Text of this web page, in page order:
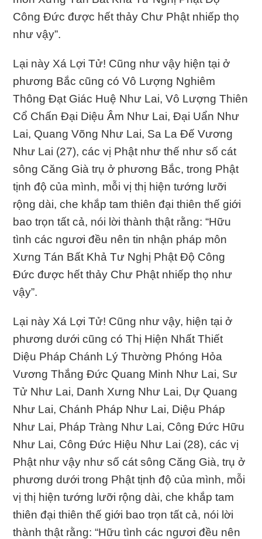
Công Ðức được hết thảy Chư Phật nhiếp thọ
như vậy”.
Lại này Xá Lợi Tử! Cũng như vậy hiện tại ở
phương Bắc cũng có Vô Lượng Nghiêm
Thông Ðạt Giác Huệ Như Lai, Vô Lượng Thiên
Cổ Chấn Ðại Diệu Âm Như Lai, Ðại Uẩn Như
Lai, Quang Võng Như Lai, Sa La Ðế Vương
Như Lai (27), các vị Phật như thế như số cát
sông Căng Già trụ ở phương Bắc, trong Phật
tịnh độ của mình, mỗi vị thị hiện tướng lưỡi
rộng dài, che khắp tam thiên đại thiên thế giới
bao trọn tất cả, nói lời thành thật rằng: “Hữu
tình các ngươi đều nên tin nhận pháp môn
Xưng Tán Bất Khả Tư Nghị Phật Ðộ Công
Ðức được hết thảy Chư Phật nhiếp thọ như
vậy”.
Lại này Xá Lợi Tử! Cũng như vậy, hiện tại ở
phương dưới cũng có Thị Hiện Nhất Thiết
Diệu Pháp Chánh Lý Thường Phóng Hỏa
Vương Thắng Ðức Quang Minh Như Lai, Sư
Tử Như Lai, Danh Xưng Như Lai, Dự Quang
Như Lai, Chánh Pháp Như Lai, Diệu Pháp
Như Lai, Pháp Tràng Như Lai, Công Ðức Hữu
Như Lai, Công Ðức Hiệu Như Lai (28), các vị
Phật như vậy như số cát sông Căng Già, trụ ở
phương dưới trong Phật tịnh độ của mình, mỗi
vị thị hiện tướng lưỡi rộng dài, che khắp tam
thiên đại thiên thế giới bao trọn tất cả, nói lời
thành thật rằng: “Hữu tình các ngươi đều nên